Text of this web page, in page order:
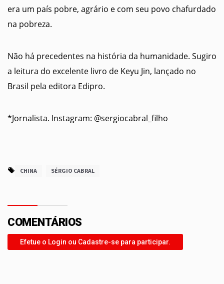
era um país pobre, agrário e com seu povo chafurdado
na pobreza.
Não há precedentes na história da humanidade. Sugiro
a leitura do excelente livro de Keyu Jin, lançado no
Brasil pela editora Edipro.
*Jornalista. Instagram: @sergiocabral_filho
CHINA SÉRGIO CABRAL
COMENTÁRIOS
Efetue o Login ou Cadastre-se para participar.